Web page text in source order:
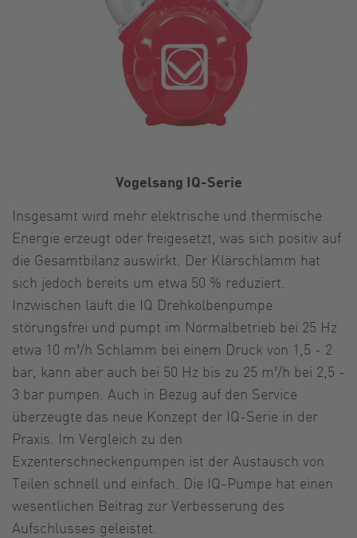
Vogelsang IQ-Serie
Insgesamt wird mehr elektrische und thermische
Energie erzeugt oder freigesetzt, was sich positiv auf
die Gesamtbilanz auswirkt. Der Klärschlamm hat
sich jedoch bereits um etwa 50 % reduziert.
Inzwischen läuft die IQ Drehkolbenpumpe
störungsfrei und pumpt im Normalbetrieb bei 25 Hz
etwa 10 m³/h Schlamm bei einem Druck von 1,5 - 2
bar, kann aber auch bei 50 Hz bis zu 25 m³/h bei 2,5 -
3 bar pumpen. Auch in Bezug auf den Service
überzeugte das neue Konzept der IQ-Serie in der
Praxis. Im Vergleich zu den
Exzenterschneckenpumpen ist der Austausch von
Teilen schnell und einfach. Die IQ-Pumpe hat einen
wesentlichen Beitrag zur Verbesserung des
Aufschlusses geleistet.